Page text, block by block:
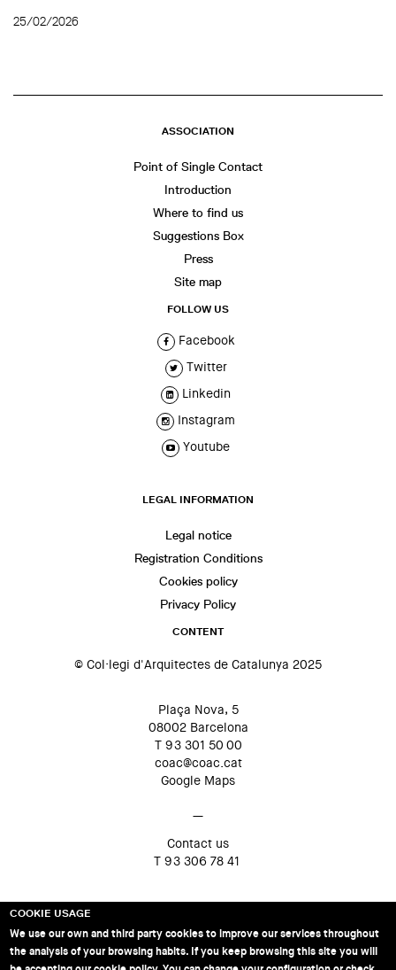
25/02/2026
ASSOCIATION
Point of Single Contact
Introduction
Where to find us
Suggestions Box
Press
Site map
FOLLOW US
Facebook
Twitter
Linkedin
Instagram
Youtube
LEGAL INFORMATION
Legal notice
Registration Conditions
Cookies policy
Privacy Policy
CONTENT
© Col·legi d'Arquitectes de Catalunya 2025
Plaça Nova, 5
08002 Barcelona
T 93 301 50 00
coac@coac.cat
Google Maps
—
Contact us
T 93 306 78 41
COOKIE USAGE
We use our own and third party cookies to improve our services throughout
the analysis of your browsing habits. If you keep browsing this site you will